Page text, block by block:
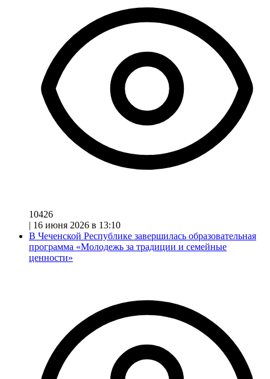
10426
| 16 июня 2026 в 13:10
В Чеченской Республике завершилась образовательная
программа «Молодежь за традиции и семейные
ценности»